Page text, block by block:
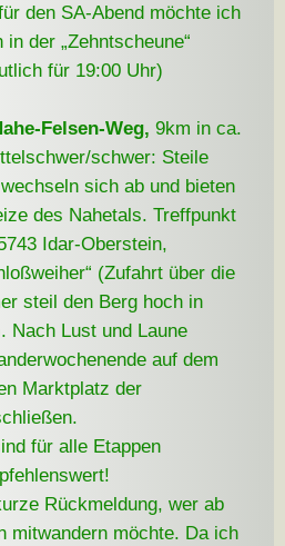
den SA-Abend möchte ich
der „Zehntscheune“
für 19:00 Uhr)
Felsen-Weg, 9km in ca.
schwer: Steile
sich ab und bieten
des Nahetals. Treffpunkt
Idar-Oberstein,
(Zufahrt über die
steil den Berg hoch in
Nach Lust und Laune
auf dem
Marktplatz der
für alle Etappen
Rückmeldung, wer ab
mitwandern möchte. Da ich